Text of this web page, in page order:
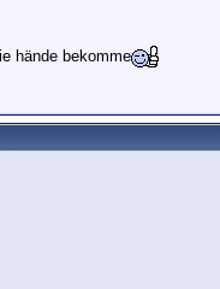
hände bekomme